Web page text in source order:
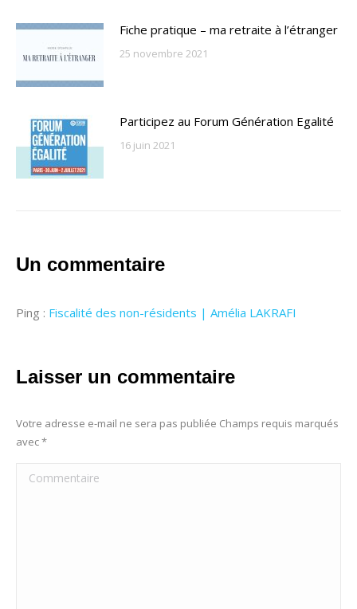
Fiche pratique – ma retraite à l’étranger
25 novembre 2021
Participez au Forum Génération Egalité
16 juin 2021
Un commentaire
Ping : Fiscalité des non-résidents | Amélia LAKRAFI
Laisser un commentaire
Votre adresse e-mail ne sera pas publiée Champs requis marqués
avec*
Commentaire